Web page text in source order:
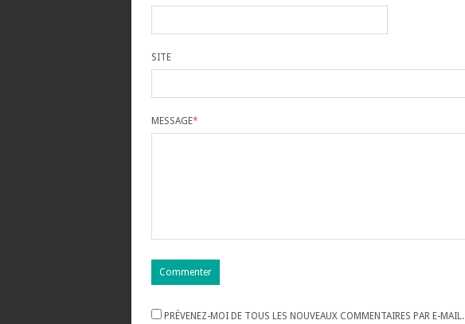
SITE
MESSAGE*
PRÉVENEZ-MOI DE TOUS LES NOUVEAUX COMMENTAIRES PAR E-MAIL.